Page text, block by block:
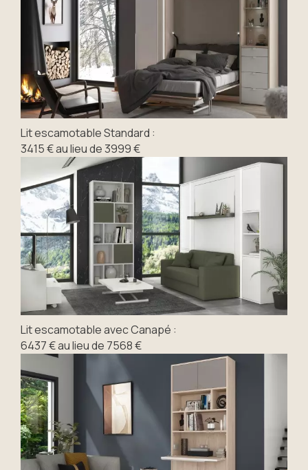
Lit escamotable Standard :
3415 € au lieu de 3999 €
Lit escamotable avec Canapé :
6437 € au lieu de 7568 €